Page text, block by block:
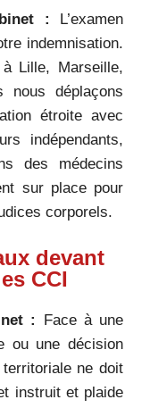
: L’examen
indemnisation.
Lille, Marseille,
nous déplaçons
étroite avec
indépendants,
des médecins
sur place pour
corporels.
devant
CCI
:
Face à une
ou une décision
ne doit
instruit et plaide